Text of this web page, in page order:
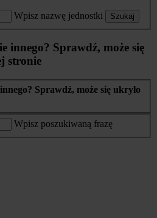
Wpisz nazwę jednostki Szukaj
innego? Sprawdź, może się
stronie
Sprawdź, może się ukryło
Wpisz poszukiwaną frazę